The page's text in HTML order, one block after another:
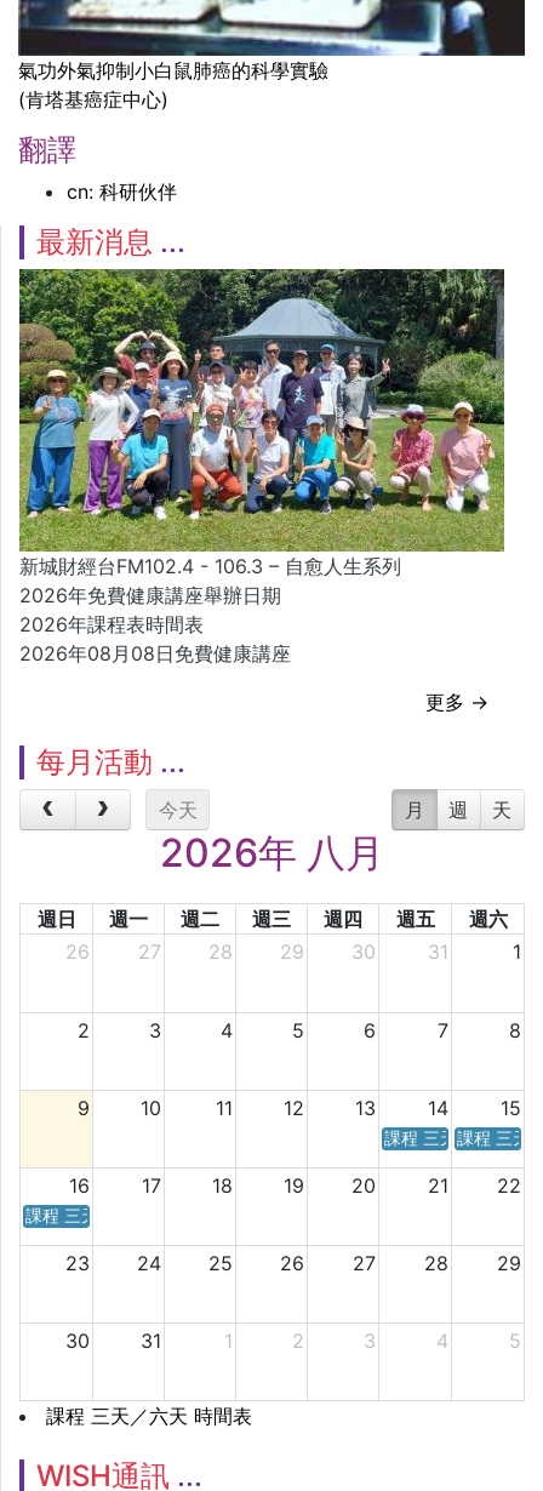
氣功外氣抑制小白鼠肺癌的科學實驗
(肯塔基癌症中心)
翻譯
cn: 科研伙伴
最新消息
新城財經台FM102.4 - 106.3 – 自愈人生系列
2026年免費健康講座舉辦日期
2026年課程表時間表
2026年08月08日免費健康講座
更多 →
每月活動
今天 月 週 天
2026年 八月
週日 週一 週二 週三 週四 週五
週六
26
27 28 29 30 31 1
2 3 4 5 6 7 8
9 10 11 12 13 14 15
課程 三天／六天 時
課程 三天
16 17 18 19 20 21 22
課程 三天／六天 時間表
23 24 25 26 27 28 29
30 31 1 2 3 4 5
課程 三天／六天 時間表
WISH通訊